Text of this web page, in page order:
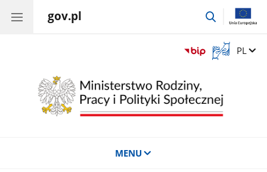
gov.pl
przejdź
Otwórz
okno
języka
migowego
Zmień
PL
MENU